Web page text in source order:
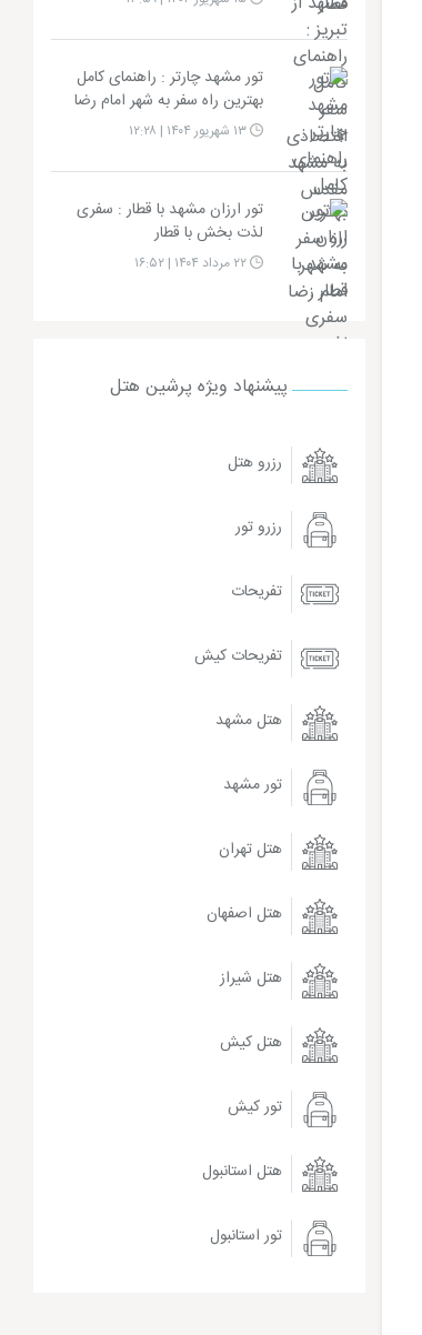
تور مشهد چارتر : راهنمای کامل
بهترین راه سفر به شهر امام رضا
۱۳ شهریور ۱۴۰۴ | ۱۲:۲۸
تور ارزان مشهد با قطار : سفری
لذت بخش با قطار
۲۲ مرداد ۱۴۰۴ | ۱۶:۵۲
پیشنهاد ویژه پرشین هتل
رزرو هتل
رزرو تور
تفریحات
تفریحات کیش
هتل مشهد
تور مشهد
هتل تهران
هتل اصفهان
هتل شیراز
هتل کیش
تور کیش
هتل استانبول
تور استانبول